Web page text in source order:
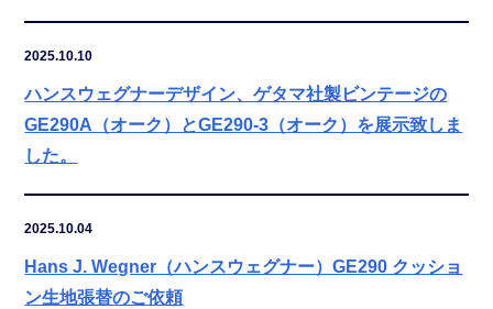
2025.10.10
ハンスウェグナーデザイン、ゲタマ社製ビンテージの
GE290A（オーク）とGE290-3（オーク）を展示致しま
した。
2025.10.04
Hans J. Wegner（ハンスウェグナー）GE290 クッショ
ン生地張替のご依頼